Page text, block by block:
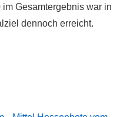
Gesamtergebnis war in
dennoch erreicht.